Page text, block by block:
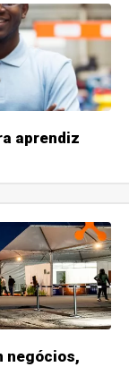
aprendiz
negócios,